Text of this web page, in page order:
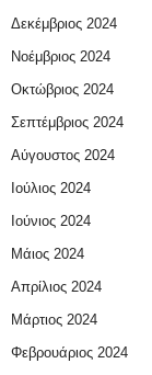
Δεκέμβριος 2024
Νοέμβριος 2024
Οκτώβριος 2024
Σεπτέμβριος 2024
Αύγουστος 2024
Ιούλιος 2024
Ιούνιος 2024
Μάιος 2024
Απρίλιος 2024
Μάρτιος 2024
Φεβρουάριος 2024